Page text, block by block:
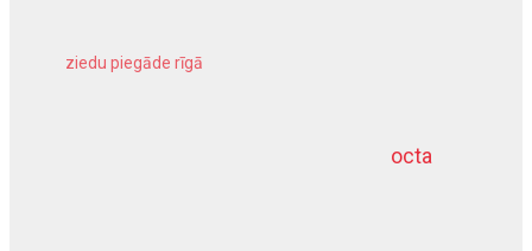
octa
ziedu piegāde rīgā
dziļurbums